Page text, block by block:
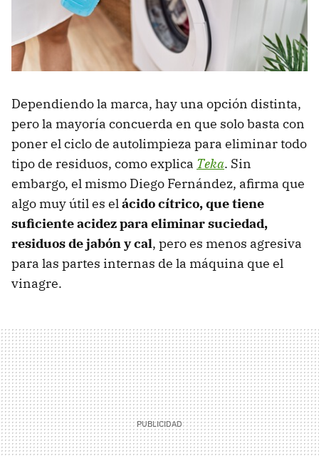
Dependiendo la marca, hay una opción distinta,
pero la mayoría concuerda en que solo basta con
poner el ciclo de autolimpieza para eliminar todo
tipo de residuos, como explica Teka. Sin
embargo, el mismo Diego Fernández, afirma que
algo muy útil es elácido cítrico, que tiene
suficiente acidez para eliminar suciedad,
residuos de jabón y cal, pero es menos agresiva
para las partes internas de la máquina que el
vinagre.